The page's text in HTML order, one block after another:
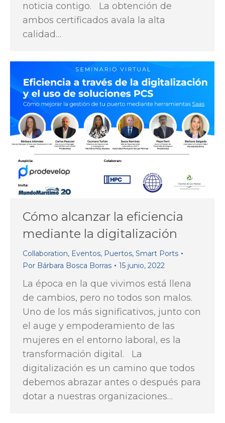
noticia contigo. La obtención de
ambos certificados avala la alta
calidad…
Cómo alcanzar la eficiencia
mediante la digitalización
Collaboration, Eventos, Puertos, Smart Ports
Por Bárbara Bosca Borras 15 junio, 2022
La época en la que vivimos está llena
de cambios, pero no todos son malos.
Uno de los más significativos, junto con
el auge y empoderamiento de las
mujeres en el entorno laboral, es la
transformación digital. La
digitalización es un camino que todos
debemos abrazar antes o después para
dotar a nuestras organizaciones…